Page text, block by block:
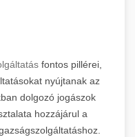
fontos pillérei,
nyújtanak az
dolgozó jogászok
hozzájárul a